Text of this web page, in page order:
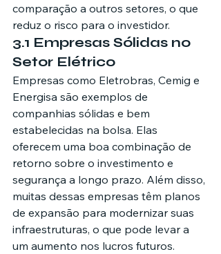
comparação a outros setores, o que
reduz o risco para o investidor.
3.1 Empresas Sólidas no
Setor Elétrico
Empresas como Eletrobras, Cemig e
Energisa são exemplos de
companhias sólidas e bem
estabelecidas na bolsa. Elas
oferecem uma boa combinação de
retorno sobre o investimento e
segurança a longo prazo. Além disso,
muitas dessas empresas têm planos
de expansão para modernizar suas
infraestruturas, o que pode levar a
um aumento nos lucros futuros.